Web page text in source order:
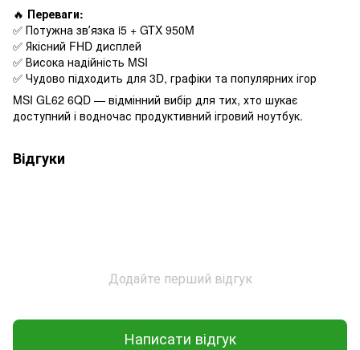
🔥 Переваги:
✅ Потужна звʼязка i5 + GTX 950M
✅ Якісний FHD дисплей
✅ Висока надійність MSI
✅ Чудово підходить для 3D, графіки та популярних ігор
MSI GL62 6QD — відмінний вибір для тих, хто шукає
доступний і водночас продуктивний ігровий ноутбук.
Відгуки
Додайте перший відгук
Написати відгук